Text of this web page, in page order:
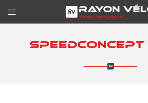

10 Avenue de l'Europe
01 39 90 01 42